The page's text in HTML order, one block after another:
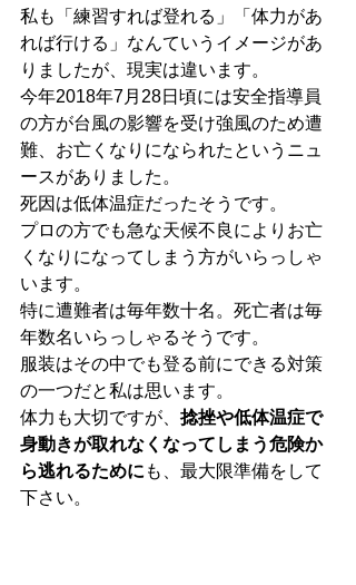
私も「練習すれば登れる」「体力があ
れば行ける」なんていうイメージがあ
りましたが、現実は違います。
今年2018年7月28日頃には安全指導員
の方が台風の影響を受け強風のため遭
難、お亡くなりになられたというニュ
ースがありました。
死因は低体温症だったそうです。
プロの方でも急な天候不良によりお亡
くなりになってしまう方がいらっしゃ
います。
特に遭難者は毎年数十名。死亡者は毎
年数名いらっしゃるそうです。
服装はその中でも登る前にできる対策
の一つだと私は思います。
体力も大切ですが、 捻挫や低体温症で
身動きが取れなくなってしまう危険か
ら逃れるために も、最大限準備をして
下さい。